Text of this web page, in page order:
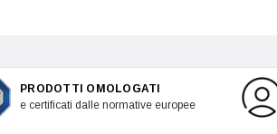
PRODOTTI OMOLOGATI
e certificati dalle normative europee